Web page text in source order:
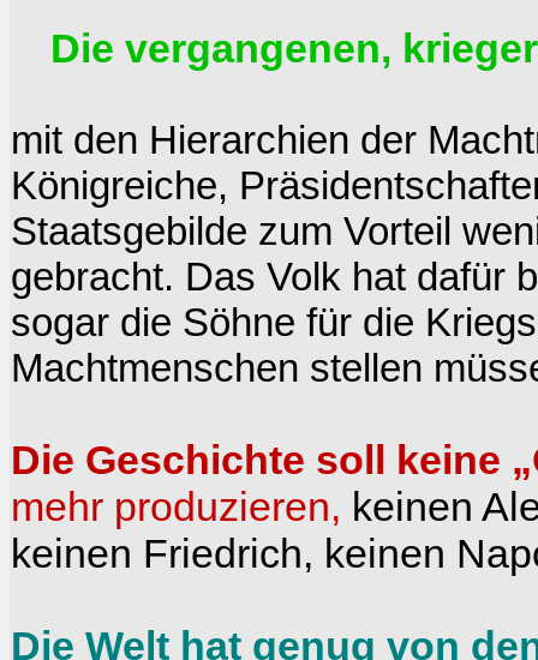
Die vergangenen,
mit den Hierarchien der
Königreiche,
Staatsgebilde zum Vorteil
gebracht. Das Volk hat dafür
sogar die Söhne für die
Machtmenschen stellen
Die Geschichte soll keine
mehr produzieren, keinen
keinen Friedrich, keinen
Die Welt hat genug von